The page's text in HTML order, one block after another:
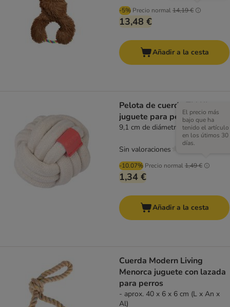
-5% Precio normal14,19 €
13,48 €
Añadir a la cesta
Pelota de cuerda TIAKI
juguete para perros
9,1 cm de diámetro
-10.07% Precio normal1,49 €
El precio más
bajo que ha
tenido el artículo
en los útimos 30
días.
1,34 €
Sin valoraciones
Añadir a la cesta
Cuerda Modern Living
Menorca juguete con lazada
para perros
- aprox. 40 x 6 x 6 cm (L x An x
Al)